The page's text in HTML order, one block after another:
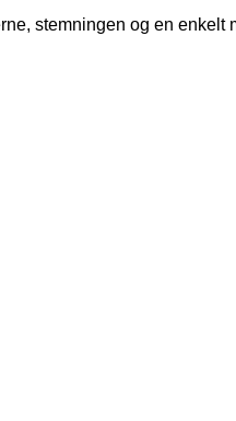
stemningen og en